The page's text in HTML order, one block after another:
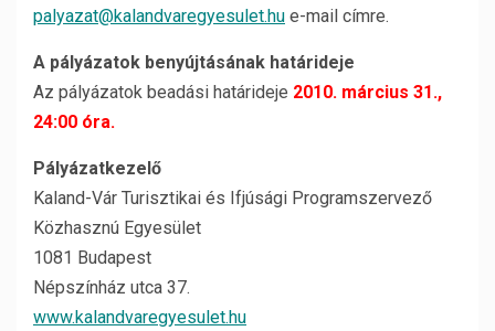
palyazat@kalandvaregyesulet.hu e-mail címre.
A pályázatok benyújtásának határideje
Az pályázatok beadási határideje 2010. március 31.,
24:00 óra.
Pályázatkezelő
Kaland-Vár Turisztikai és Ifjúsági Programszervező
Közhasznú Egyesület
1081 Budapest
Népszínház utca 37.
www.kalandvaregyesulet.hu